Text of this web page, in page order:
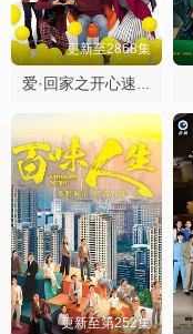
更新至2868集
爱·回家之开心速递
更新至第252集